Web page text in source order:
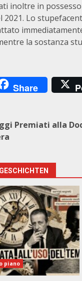
inoltre in
2021. Lo
la sostanza
Share
Premiati alla
piano